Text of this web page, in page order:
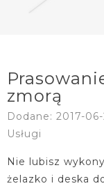
zmorą
Dodane: 2017-
Usługi
Nie lubisz
żelazko i deska